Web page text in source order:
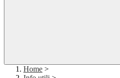
Home >